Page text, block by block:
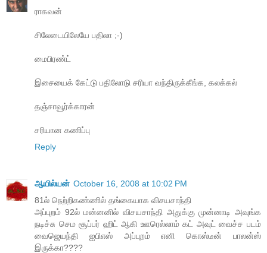
ராகவன்
சிலேடையிலேயே பதிலா ;-)
மைபிரண்ட்
இசையைக் கேட்டு பதிலோடு சரியா வந்திருக்கீங்க, கலக்கல்
தஞ்சாவூர்க்காரன்
சரியான கணிப்பு
Reply
ஆயில்யன் October 16, 2008 at 10:02 PM
81ல் நெற்றிகண்ணில் தங்கையாக விசயசாந்தி
அப்புறம் 92ல் மன்னனில் விசயசாந்தி அதுக்கு முன்னாடி அவுங்க
நடிச்சு செம சூப்பர் ஹிட் ஆகி ஊரெல்லாம் கட் அவுட் வைச்ச படம்
வைஜெயந்தி ஐபிஎஸ் அப்புறம் எனி கொஸ்டீன் பாலன்ஸ்
இருக்கா????